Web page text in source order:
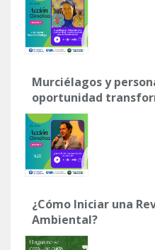
Murciélagos y
oportunidad
conservación"
¿Cómo Iniciar una
Ambiental?